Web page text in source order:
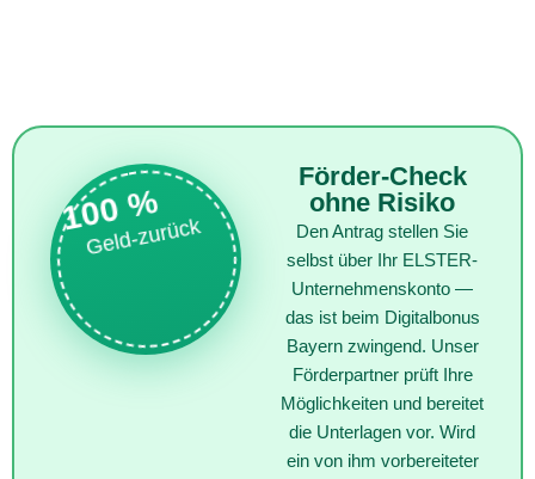
100 %
Geld-zurück
Förder-Check
ohne Risiko
Den Antrag stellen Sie
selbst über Ihr ELSTER-
Unternehmenskonto —
das ist beim Digitalbonus
Bayern zwingend. Unser
Förderpartner prüft Ihre
Möglichkeiten und bereitet
die Unterlagen vor. Wird
ein von ihm vorbereiteter